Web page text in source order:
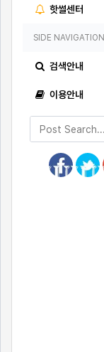
핫썰센터
SIDE NAVIGATION
검색안내
이용안내